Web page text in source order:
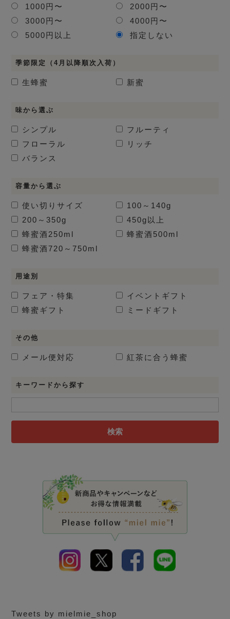
1000円〜
2000円〜
3000円〜
4000円〜
5000円以上
指定しない
季節限定（4月以降順次入荷）
生蜂蜜 新蜜
味から選ぶ
シンプル
フルーティ
フローラル
リッチ
バランス
容量から選ぶ
使い切りサイズ
100～140g
200～350g
450g以上
蜂蜜酒 250ml 蜂蜜酒 500ml
蜂蜜酒720～750ml
用途別
フェア・特集
イベントギフト
蜂蜜ギフト
ミードギフト
その他
メール便対応 紅茶に合う蜂蜜
キーワードから探す
検索
Tweets by mielmie_shop